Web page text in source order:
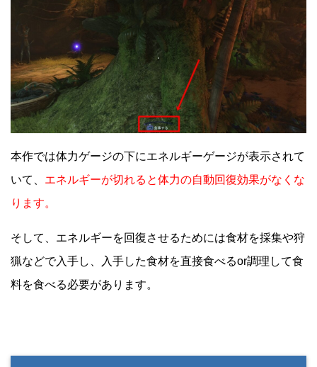
本作では体力ゲージの下にエネルギーゲージが表示されて
いて、 エネルギーが切れると体力の自動回復効果がなくな
ります。
そして、エネルギーを回復させるためには食材を採集や狩
猟などで入手し、入手した食材を直接食べるor調理して食
料を食べる必要があります。